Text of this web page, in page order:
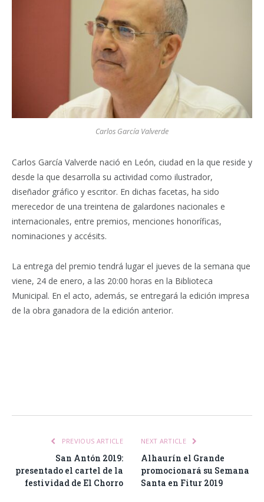
Carlos García Valverde
Carlos García Valverde nació en León, ciudad en la que reside y
desde la que desarrolla su actividad como ilustrador,
diseñador gráfico y escritor. En dichas facetas, ha sido
merecedor de una treintena de galardones nacionales e
internacionales, entre premios, menciones honoríficas,
nominaciones y accésits.
La entrega del premio tendrá lugar el jueves de la semana que
viene, 24 de enero, a las 20:00 horas en la Biblioteca
Municipal. En el acto, además, se entregará la edición impresa
de la obra ganadora de la edición anterior.
PREVIOUS ARTICLE
San Antón 2019:
presentado el cartel de la
festividad de El Chorro
NEXT ARTICLE
Alhaurín el Grande
promocionará su Semana
Santa en Fitur 2019